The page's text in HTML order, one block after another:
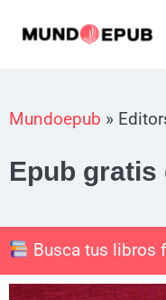
Mundoepub »
Epub gratis
Busca tus libros